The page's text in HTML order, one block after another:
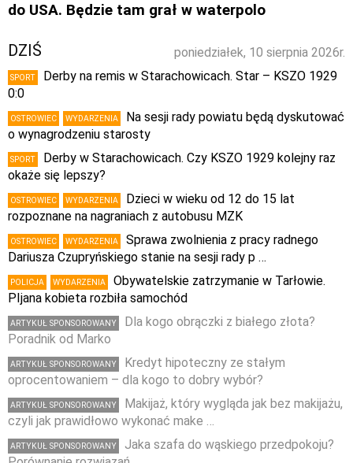
do USA. Będzie tam grał w waterpolo
poniedziałek, 10 sierpnia 2026r.
DZIŚ
SPORT
Derby na remis w Starachowicach. Star – KSZO 1929
0:0
OSTROWIEC WYDARZENIA
Na sesji rady powiatu będą dyskutować
o wynagrodzeniu starosty
SPORT
Derby w Starachowicach. Czy KSZO 1929 kolejny raz
okaże się lepszy?
OSTROWIEC WYDARZENIA
Dzieci w wieku od 12 do 15 lat
rozpoznane na nagraniach z autobusu MZK
OSTROWIEC WYDARZENIA
Sprawa zwolnienia z pracy radnego
Dariusza Czupryńskiego stanie na sesji rady p …
POLICJA WYDARZENIA
Obywatelskie zatrzymanie w Tarłowie.
PIjana kobieta rozbiła samochód
ARTYKUŁ SPONSOROWANY
Dla kogo obrączki z białego złota?
Poradnik od Marko
ARTYKUŁ SPONSOROWANY
Kredyt hipoteczny ze stałym
oprocentowaniem – dla kogo to dobry wybór?
ARTYKUŁ SPONSOROWANY
Makijaż, który wygląda jak bez makijażu,
czyli jak prawidłowo wykonać make …
ARTYKUŁ SPONSOROWANY
Jaka szafa do wąskiego przedpokoju?